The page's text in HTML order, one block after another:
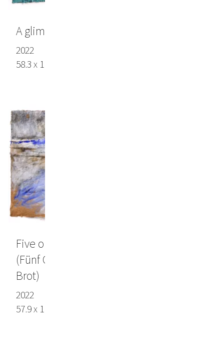
A glimpse of memory and time
2022
58.3 x 110.3 in (148 x 280 cm), Lokta paper
Five olives and a dry piece of bread
(Fünf Oliven und ein trockenes Stück
Brot)
2022
57.9 x 110.6 in (147 x 281 cm), Lokta paper